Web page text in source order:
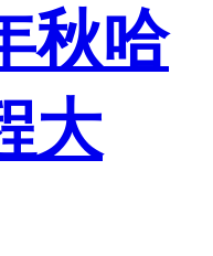
秋哈
大